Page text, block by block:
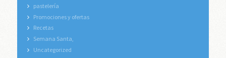
pastelería
Promociones y ofertas
Recetas
Semana Santa,
Uncategorized